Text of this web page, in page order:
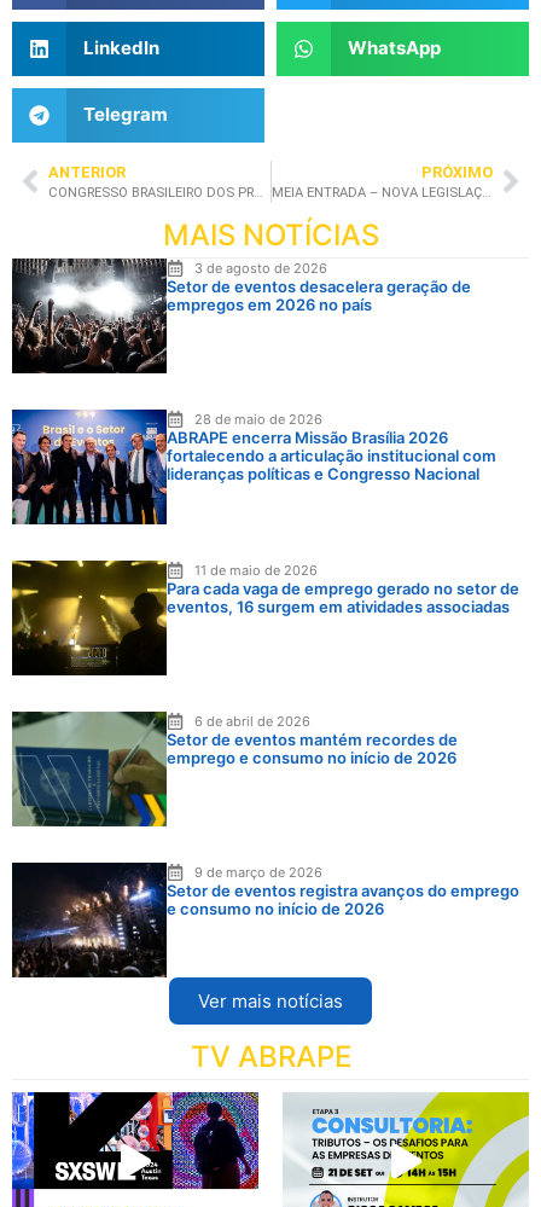
LinkedIn WhatsApp
Telegram
ANTERIOR
CONGRESSO BRASILEIRO DOS PROMOTORES DE EVENTOS – BELO HORIZONTE – MG
PRÓXIMO
MEIA ENTRADA – NOVA LEGISLAÇÃO GERA DUVIDAS
MAIS NOTÍCIAS
3 de agosto de 2026
Setor de eventos desacelera geração de
empregos em 2026 no país
28 de maio de 2026
ABRAPE encerra Missão Brasília 2026
fortalecendo a articulação institucional com
lideranças políticas e Congresso Nacional
11 de maio de 2026
Para cada vaga de emprego gerado no setor de
eventos, 16 surgem em atividades associadas
6 de abril de 2026
Setor de eventos mantém recordes de
emprego e consumo no início de 2026
9 de março de 2026
Setor de eventos registra avanços do emprego
e consumo no início de 2026
Ver mais notícias
TV ABRAPE